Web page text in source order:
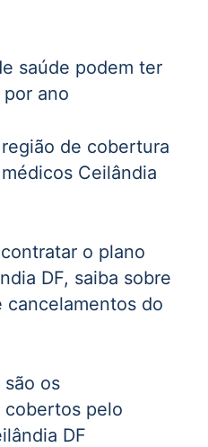
saúde podem ter
ano
de cobertura
Ceilândia
o plano
DF, saiba sobre
cancelamentos do
os
pelo
DF